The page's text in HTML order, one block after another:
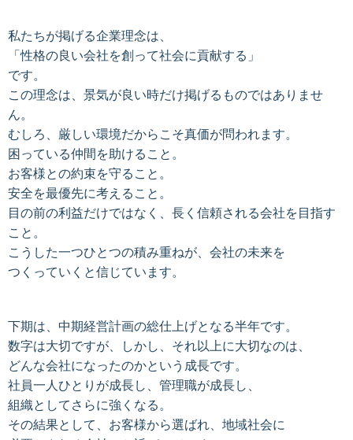
私たちが掲げる企業理念は、
「性格の良い会社を創って社会に貢献する」
です。
この理念は、景気が良い時だけ掲げるものではありませ
ん。
むしろ、厳しい環境だからこそ真価が問われます。
困っている仲間を助けること。
お客様との約束を守ること。
安全を最優先に考えること。
目の前の利益だけではなく、長く信頼される会社を目指す
こと。
こうした一つひとつの積み重ねが、会社の未来を
つくっていくと信じています。
下期は、中期経営計画の総仕上げとなる半年です。
数字は大切ですが、しかし、それ以上に大切なのは、
どんな会社になったのかという成長です。
社員一人ひとりが成長し、管理職が成長し、
組織としてさらに強くなる。
その結果として、お客様から選ばれ、地域社会に